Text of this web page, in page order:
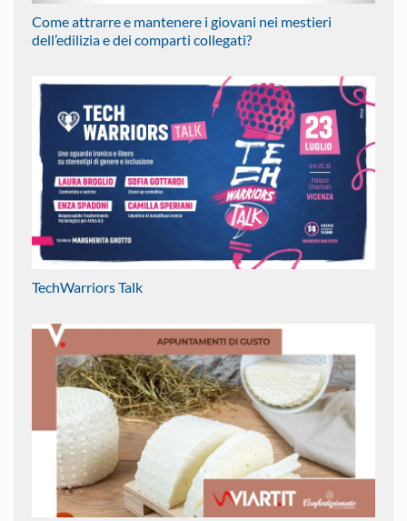
Come attrarre e mantenere i giovani nei mestieri
dell’edilizia e dei comparti collegati?
TechWarriors Talk